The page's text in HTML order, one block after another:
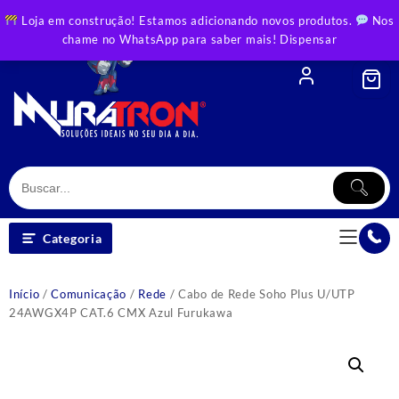
Loja em construção! Estamos adicionando novos produtos.
Nos
chame no WhatsApp para saber mais! Dispensar
to
Categoria
Início /Comunicação / Rede / Cabo de Rede Soho Plus U/UTP
24AWGX4P CAT.6 CMX Azul Furukawa